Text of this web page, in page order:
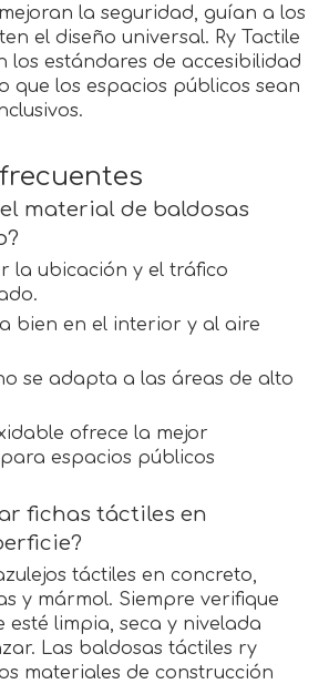
la seguridad, guían a los
el diseño universal. Ry Tactile
los estándares de accesibilidad
que los espacios públicos sean
material de baldosas
la ubicación y el tráfico
bien en el interior y al aire
se adapta a las áreas de alto
ofrece la mejor
espacios públicos
fichas táctiles en
táctiles en concreto,
y mármol. Siempre verifique
esté limpia, seca y nivelada
Las baldosas táctiles ry
materiales de construcción